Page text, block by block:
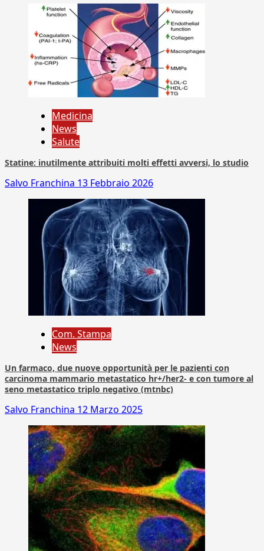
Medicina
News
Salute
Statine: inutilmente attribuiti molti effetti avversi, lo studio
Salvo Franchina 13 Febbraio 2026
Com. Stampa
News
Un farmaco, due nuove opportunità per le pazienti con
carcinoma mammario metastatico hr+/her2- e con tumore al
seno metastatico triplo negativo (mtnbc)
Salvo Franchina 12 Marzo 2025